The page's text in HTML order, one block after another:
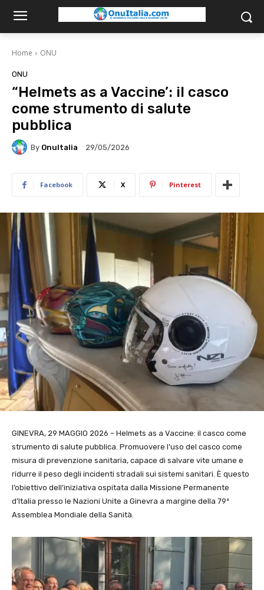
Home ONU
ONU
“Helmets as a Vaccine’: il casco
come strumento di salute
pubblica
By OnuItalia 29/05/2026
Facebook X Pinterest
GINEVRA, 29 MAGGIO 2026 – Helmets as a Vaccine: il casco come
strumento di salute pubblica. Promuovere l’uso del casco come
misura di prevenzione sanitaria, capace di salvare vite umane e
ridurre il peso degli incidenti stradali sui sistemi sanitari. È questo
l’obiettivo dell’iniziativa ospitata dalla Missione Permanente
d’Italia presso le Nazioni Unite a Ginevra a margine della 79ª
Assemblea Mondiale della Sanità.